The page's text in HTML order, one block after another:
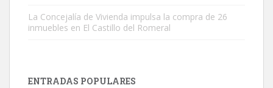
La Concejalía de Vivienda impulsa la compra de 26
inmuebles en El Castillo del Romeral
ENTRADAS POPULARES